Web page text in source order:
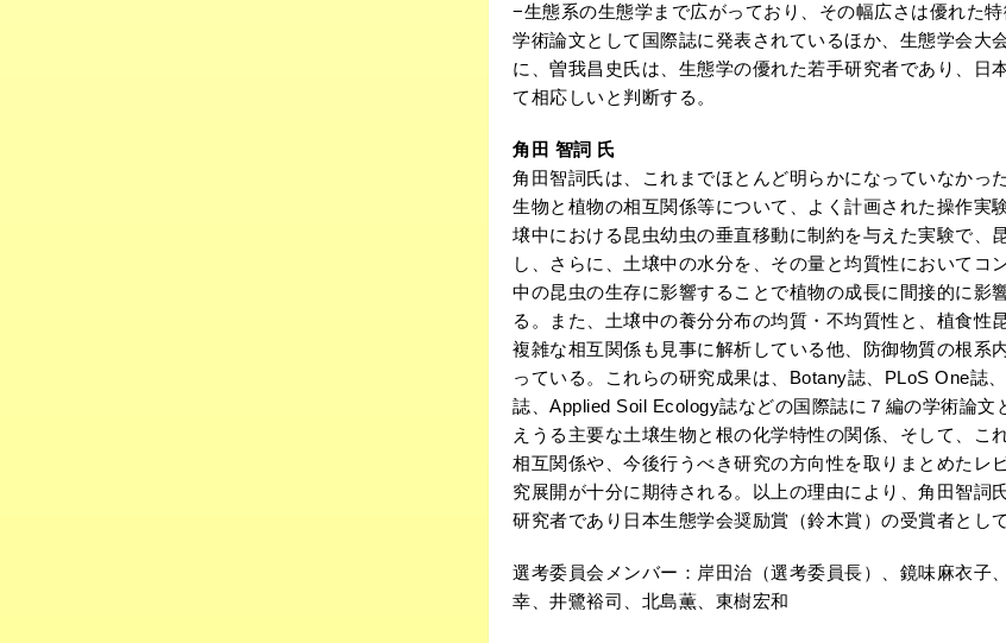
−生態系の生態学まで広がっており、その幅広さは優れた
学術論文として国際誌に発表されているほか、生態学会大
に、曽我昌史氏は、生態学の優れた若手研究者であり、日
て相応しいと判断する。
角田 智詞 氏
角田智詞氏は、これまでほとんど明らかになっていなかっ
生物と植物の相互関係等について、よく計画された操作実
壌中における昆虫幼虫の垂直移動に制約を与えた実験で、
し、さらに、土壌中の水分を、その量と均質性においてコ
中の昆虫の生存に影響することで植物の成長に間接的に影
る。また、土壌中の養分分布の均質・不均質性と、植食性
複雑な相互関係も見事に解析している他、防御物質の根系
っている。これらの研究成果は、Botany誌、PLoS One誌
誌、Applied Soil Ecology誌などの国際誌に７編の学術論文
えうる主要な土壌生物と根の化学特性の関係、そして、こ
相互関係や、今後行うべき研究の方向性を取りまとめたレ
究展開が十分に期待される。以上の理由により、角田智詞
研究者であり日本生態学会奨励賞（鈴木賞）の受賞者とし
選考委員会メンバー：岸田治（選考委員長）、鏡味麻衣子
幸、井鷺裕司、北島薫、東樹宏和